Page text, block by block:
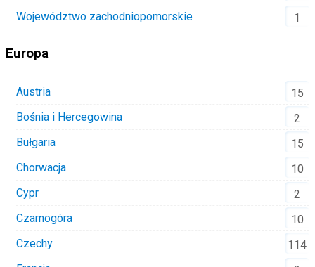
Województwo zachodniopomorskie
1
Europa
Austria
15
Bośnia i Hercegowina
2
Bułgaria
15
Chorwacja
10
Cypr
2
Czarnogóra
10
Czechy
114